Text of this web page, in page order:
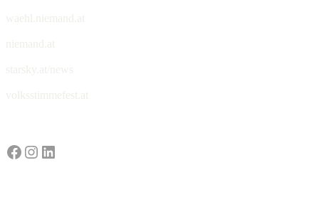
waehl.niemand.at
niemand.at
starsky.at/news
volksstimmefest.at
Facebook
Instagram
LinkedIn